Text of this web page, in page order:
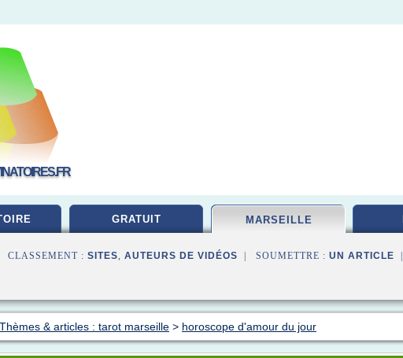
GRATUIT MARSEILLE
: SITES, AUTEURS DE VIDÉOS | SOUMETTRE : UN ARTICLE
Thèmes & articles : tarot marseille > horoscope d'amour du jour